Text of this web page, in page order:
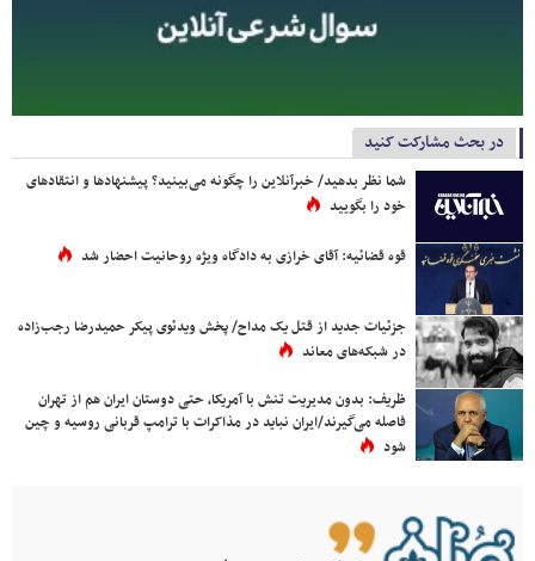
در بحث مشارکت کنید
شما نظر بدهید/ خبرآنلاین را چگونه می‌بینید؟ پیشنهادها و انتقادهای
خود را بگویید
قوه قضائیه: آقای خرازی به دادگاه ویژه روحانیت احضار شد
جزئیات جدید از قتل یک مداح/ پخش ویدئوی پیکر حمیدرضا رجب‌زاده
در شبکه‌های معاند
ظریف: بدون مدیریت تنش با آمریکا، حتی دوستان ایران هم از تهران
فاصله می‌گیرند/ایران نباید در مذاکرات با ترامپ قربانی روسیه و چین
شود